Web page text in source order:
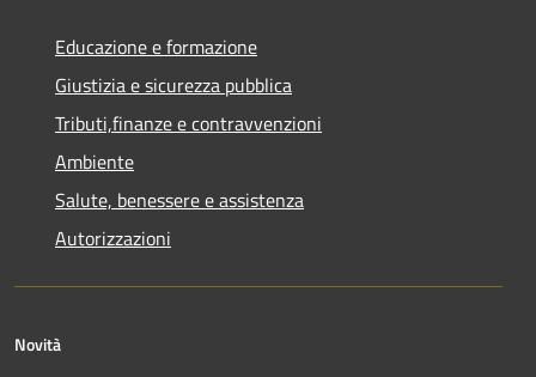
Educazione e formazione
Giustizia e sicurezza pubblica
Tributi,finanze e contravvenzioni
Ambiente
Salute, benessere e assistenza
Autorizzazioni
Novità